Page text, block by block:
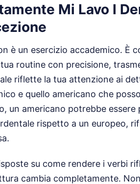
Mi Lavo I
è un esercizio accademico. È
routine con precisione,
riflette la tua attenzione ai
e quello americano che
un americano potrebbe essere
rispetto a un europeo,
su come rendere i verbi
cambia completamente.